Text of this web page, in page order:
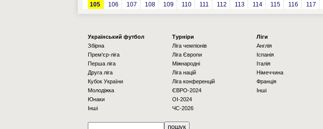
105 106 107 108 109 110 111 112 113 114 115 116 117
Українcький футбол
Збірна
Прем'єр-ліга
Перша ліга
Друга ліга
Кубок України
Молодіжка
Юнаки
Інші
Турніри
Ліга чемпіонів
Ліга Європи
Міжнародні
Ліга націй
Ліга конференцій
ЄВРО-2024
OI-2024
ЧС-2026
Ліги
Англія
Іспанія
Італія
Німеччина
Франція
Інші